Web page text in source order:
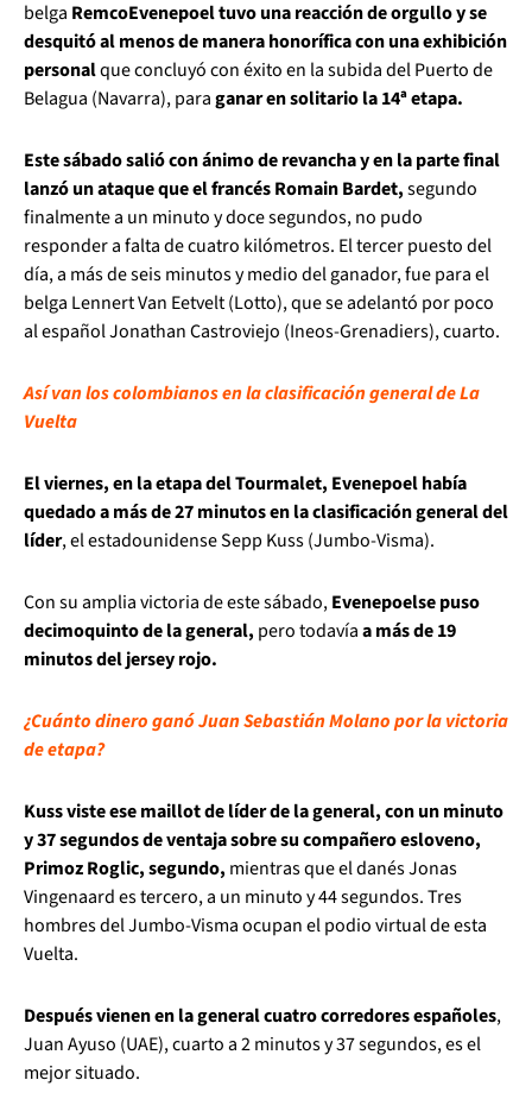
belga RemcoEvenepoel tuvo una reacción de orgullo y se
desquitó al menos de manera honorífica con una exhibición
personalque concluyó con éxito en la subida del Puerto de
Belagua (Navarra), paraganar en solitario la 14ª etapa.
Este sábado salió con ánimo de revancha y en la parte final
lanzó un ataque que el francés Romain Bardet,segundo
finalmente a un minuto y doce segundos, no pudo
responder a falta de cuatro kilómetros. El tercer puesto del
día, a más de seis minutos y medio del ganador, fue para el
belga Lennert Van Eetvelt (Lotto), que se adelantó por poco
al español Jonathan Castroviejo (Ineos-Grenadiers), cuarto.
Así van los colombianos en la clasificación general de La
Vuelta
El viernes, en la etapa del Tourmalet, Evenepoel había
quedado a más de 27 minutos en la clasificación general del
líder, el estadounidense Sepp Kuss (Jumbo-Visma).
Con su amplia victoria de este sábado,Evenepoelse puso
decimoquinto de la general, pero todavíaa más de 19
minutos del jersey rojo.
¿Cuánto dinero ganó Juan Sebastián Molano por la victoria
de etapa?
Kuss viste ese maillot de líder de la general, con un minuto
y 37 segundos de ventaja sobre su compañero esloveno,
Primoz Roglic, segundo, mientras que el danés Jonas
Vingenaard es tercero, a un minuto y 44 segundos. Tres
hombres del Jumbo-Visma ocupan el podio virtual de esta
Vuelta.
Después vienen en la general cuatro corredores españoles,
Juan Ayuso (UAE), cuarto a 2 minutos y 37 segundos, es el
mejor situado.